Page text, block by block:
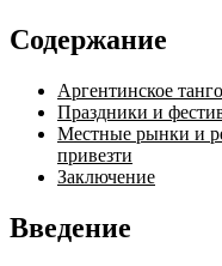
Содержание
Аргентинское
Праздники и
Местные рынки и
привезти
Заключение
Введение